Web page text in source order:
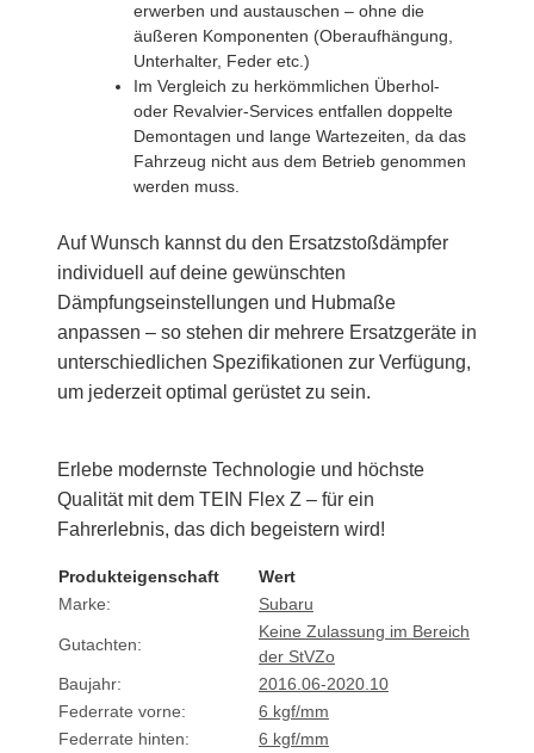
erwerben und austauschen – ohne die
äußeren Komponenten (Oberaufhängung,
Unterhalter, Feder etc.)
Im Vergleich zu herkömmlichen Überhol-
oder Revalvier-Services entfallen doppelte
Demontagen und lange Wartezeiten, da das
Fahrzeug nicht aus dem Betrieb genommen
werden muss.
Auf Wunsch kannst du den Ersatzstoßdämpfer
individuell auf deine gewünschten
Dämpfungseinstellungen und Hubmaße
anpassen – so stehen dir mehrere Ersatzgeräte in
unterschiedlichen Spezifikationen zur Verfügung,
um jederzeit optimal gerüstet zu sein.
Erlebe modernste Technologie und höchste
Qualität mit dem TEIN Flex Z – für ein
Fahrerlebnis, das dich begeistern wird!
Produkteigenschaft
Wert
Marke:
Subaru
Gutachten:
Keine Zulassung im Bereich
der StVZo
Baujahr:
2016.06-2020.10
Federrate vorne:
6 kgf/mm
Federrate hinten:
6 kgf/mm